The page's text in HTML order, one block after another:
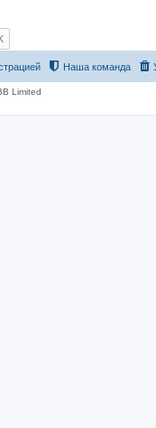
Наша команда
Limited